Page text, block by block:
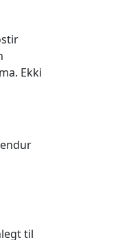
Ekki
til